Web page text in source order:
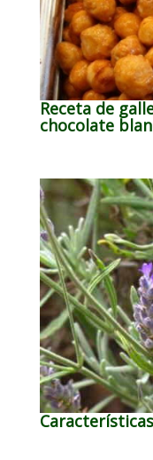
Receta de
chocolate